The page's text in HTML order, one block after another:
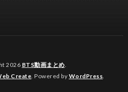
2026 BTS動画まとめ.
Create. Powered by WordPress.